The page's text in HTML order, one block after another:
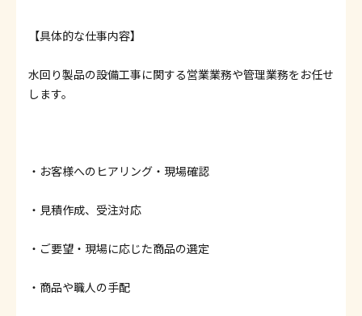
【具体的な仕事内容】
水回り製品の設備工事に関する営業業務や管理業務をお任せ
します。
・お客様へのヒアリング・現場確認
・見積作成、受注対応
・ご要望・現場に応じた商品の選定
・商品や職人の手配